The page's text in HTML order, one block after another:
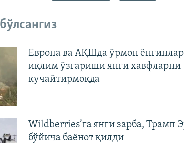
Европа ва АҚШда ўрмон
иқлим ўзгариши янги хавфларни
кучайтирмоқда
Wildberries’га янги зарба, Трамп
бўйича баёнот қилди